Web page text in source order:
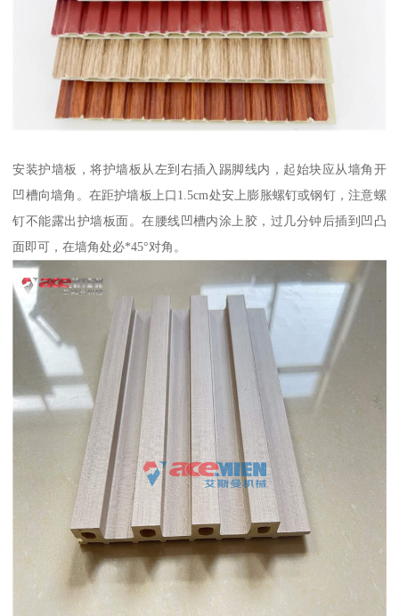
安装护墙板，将护墙板从左到右插入踢脚线内，起始块应从墙角开
凹槽向墙角。在距护墙板上口1.5cm处安上膨胀螺钉或钢钉，注意螺
钉不能露出护墙板面。在腰线凹槽内涂上胶，过几分钟后插到凹凸
面即可，在墙角处必*45°对角。